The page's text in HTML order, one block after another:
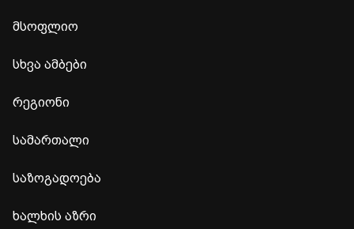
მსოფლიო
სხვა ამბები
რეგიონი
სამართალი
საზოგადოება
ხალხის აზრი